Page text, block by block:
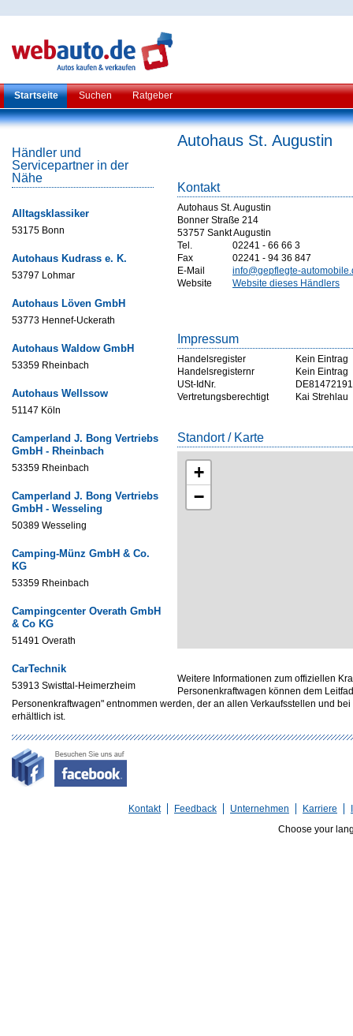
Startseite Suchen Ratgeber
Händler und
Servicepartner in der
Nähe
Alltagsklassiker
53175 Bonn
Autohaus Kudrass e. K.
53797 Lohmar
Autohaus Löven GmbH
53773 Hennef-Uckerath
Autohaus Waldow GmbH
53359 Rheinbach
Autohaus Wellssow
51147 Köln
Camperland J. Bong Vertriebs
GmbH - Rheinbach
53359 Rheinbach
Camperland J. Bong Vertriebs
GmbH - Wesseling
50389 Wesseling
Camping-Münz GmbH & Co.
KG
53359 Rheinbach
Campingcenter Overath GmbH
& Co KG
51491 Overath
CarTechnik
53913 Swisttal-Heimerzheim
Autohaus St. Augustin
Kontakt
Autohaus St. Augustin
Bonner Straße 214
53757 Sankt Augustin
Tel.
02241 - 66 66 3
Fax
02241 - 94 36 847
E-Mail
info@gepflegte-
Website
Website dieses Händlers
Impressum
Handelsregister
Kein Eintrag
Handelsregisternr
Kein Eintrag
USt-IdNr.
Vertretungsberechtigt
Kai Strehlau
Standort / Karte
+
−
Weitere Informationen zum offiziellen
Personenkraftwagen können dem
Personenkraftwagen" entnommen werden, der an allen Verkaufsstellen und
erhältlich ist.
Kontakt Feedback Unternehmen Karriere
Choose your